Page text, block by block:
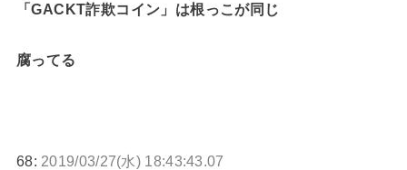
「GACKT詐欺コイン」は根っこが同じ
腐ってる
68: 2019/03/27(水) 18:43:43.07